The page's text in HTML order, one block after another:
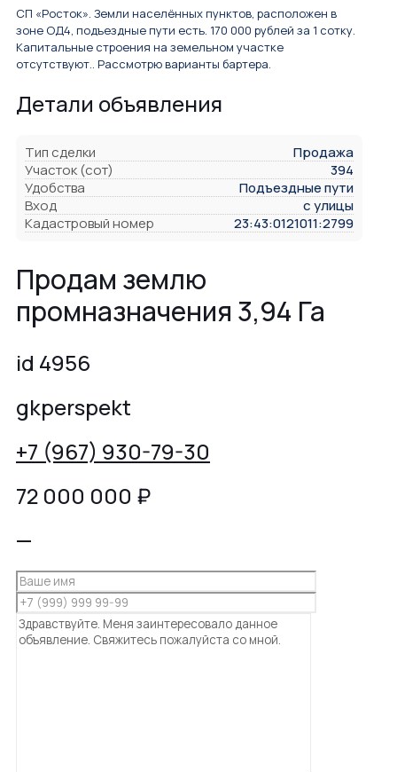
СП «Росток». Земли населённых пунктов, расположен в
зоне ОД4, подъездные пути есть. 170 000 рублей за 1 сотку.
Капитальные строения на земельном участке
отсутствуют.. Рассмотрю варианты бартера.
Детали объявления
Тип сделки
Продажа
Участок (сот)
394
Удобства
Подъездные пути
Вход
с улицы
Кадастровый номер
23:43:0121011:2799
Продам землю
промназначения 3,94 Га
id 4956
gkperspekt
+7 (967) 930-79-30
72 000 000 ₽
—